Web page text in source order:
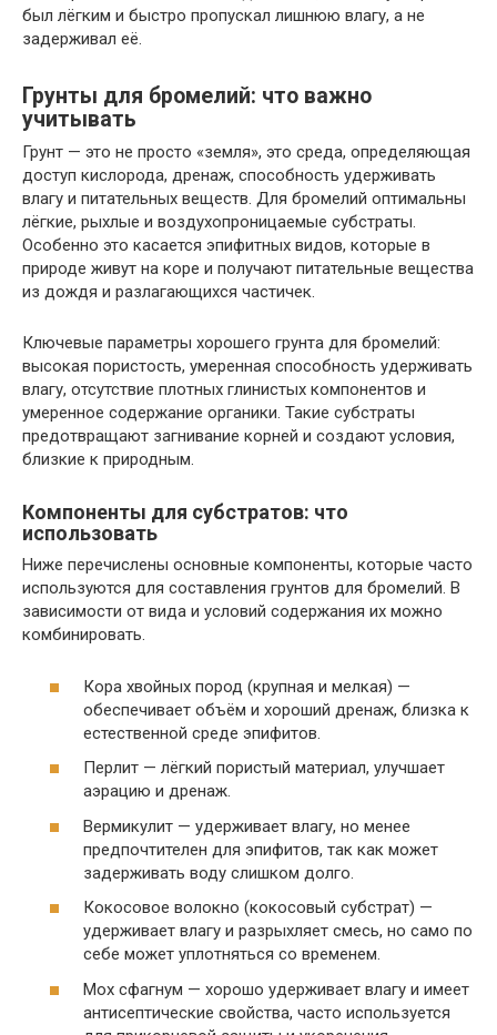
был лёгким и быстро пропускал лишнюю влагу, а не
задерживал её.
Грунты для бромелий: что важно
учитывать
Грунт — это не просто «земля», это среда, определяющая
доступ кислорода, дренаж, способность удерживать
влагу и питательных веществ. Для бромелий оптимальны
лёгкие, рыхлые и воздухопроницаемые субстраты.
Особенно это касается эпифитных видов, которые в
природе живут на коре и получают питательные вещества
из дождя и разлагающихся частичек.
Ключевые параметры хорошего грунта для бромелий:
высокая пористость, умеренная способность удерживать
влагу, отсутствие плотных глинистых компонентов и
умеренное содержание органики. Такие субстраты
предотвращают загнивание корней и создают условия,
близкие к природным.
Компоненты для субстратов: что
использовать
Ниже перечислены основные компоненты, которые часто
используются для составления грунтов для бромелий. В
зависимости от вида и условий содержания их можно
комбинировать.
Кора хвойных пород (крупная и мелкая) —
обеспечивает объём и хороший дренаж, близка к
естественной среде эпифитов.
Перлит — лёгкий пористый материал, улучшает
аэрацию и дренаж.
Вермикулит — удерживает влагу, но менее
предпочтителен для эпифитов, так как может
задерживать воду слишком долго.
Кокосовое волокно (кокосовый субстрат) —
удерживает влагу и разрыхляет смесь, но само по
себе может уплотняться со временем.
Мох сфагнум — хорошо удерживает влагу и имеет
антисептические свойства, часто используется